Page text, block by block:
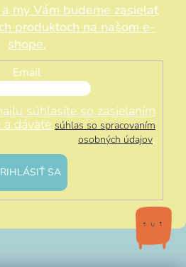
my Vám budeme zasielať
produktoch na našom e-
shope.
Email
súhlasíte so zasielaním
dávate súhlas so spracovaním
osobných údajov.
SA